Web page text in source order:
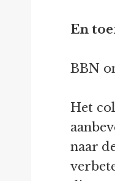
En
BBN
Het
naar